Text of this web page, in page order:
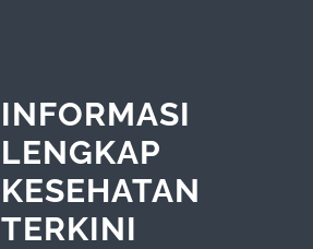
INFORMASI
LENGKAP
KESEHATAN
TERKINI